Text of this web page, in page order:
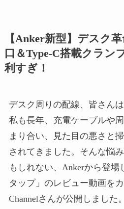
【Anker新型】デスク
口＆Type-C搭載クラン
利すぎ！
デスク周りの配線、皆さん
私も長年、充電ケーブルや
まり合い、見た目の悪さと
されてきました。そんな悩
もしれない、Ankerから登
タップ」のレビュー動画を
Channelさんが公開しました